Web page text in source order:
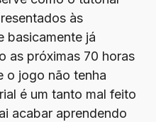
às
basicamente já
as próximas 70 horas
o jogo não tenha
é um tanto mal feito
acabar aprendendo